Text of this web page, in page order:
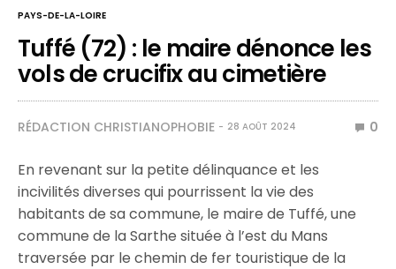
PAYS-DE-LA-LOIRE
Tuffé (72) : le maire dénonce les
vols de crucifix au cimetière
RÉDACTION CHRISTIANOPHOBIE 28 AOÛT 2024 0
En revenant sur la petite délinquance et les
incivilités diverses qui pourrissent la vie des
habitants de sa commune, le maire de Tuffé, une
commune de la Sarthe située à l’est du Mans
traversée par le chemin de fer touristique de la